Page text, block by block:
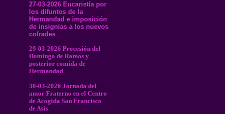
27-03-2026 Eucaristía por
los difuntos de la
Hermandad e imposición
de insignias a los nuevos
cofrades
29-03-2026 Procesión del
Domingo de Ramos y
posterior comida de
Hermandad
30-03-2026 Jornada del
amor Fraterno en el Centro
de Acogida San Francisco
de Asís